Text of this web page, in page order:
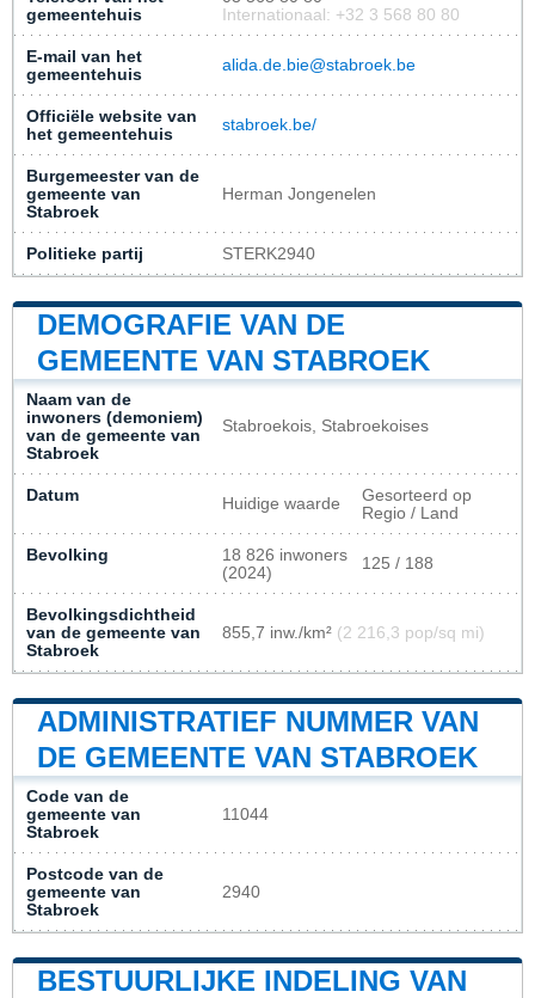
gemeentehuis
Internationaal: +32 3 568 80 80
E-mail van het
gemeentehuis
alida.de.bie@stabroek.be
Officiële website van
het gemeentehuis
stabroek.be/
Burgemeester van de
gemeente van
Stabroek
Herman Jongenelen
Politieke partij STERK2940
DEMOGRAFIE VAN DE
GEMEENTE VAN STABROEK
Naam van de
inwoners (demoniem)
van de gemeente van
Stabroek
Stabroekois, Stabroekoises
Datum Huidige waarde
Gesorteerd op
Regio / Land
Bevolking
18 826 inwoners
(2024)
125 / 188
Bevolkingsdichtheid
van de gemeente van
Stabroek
855,7 inw./km² (2 216,3 pop/sq mi)
ADMINISTRATIEF NUMMER VAN
DE GEMEENTE VAN STABROEK
Code van de
gemeente van
Stabroek
11044
Postcode van de
gemeente van
Stabroek
2940
BESTUURLIJKE INDELING VAN